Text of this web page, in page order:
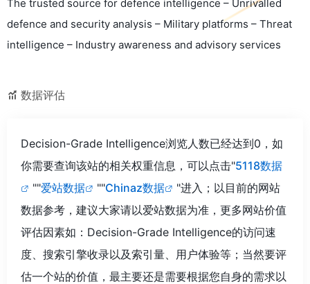
The trusted source for defence intelligence – Unrivalled
defence and security analysis – Military platforms – Threat
intelligence – Industry awareness and advisory services
数据评估
Decision-Grade Intelligence浏览人数已经达到0，如
你需要查询该站的相关权重信息，可以点击"5118数据
""爱站数据 ""Chinaz数据
"进入；以目前的网站
数据参考，建议大家请以爱站数据为准，更多网站价值
评估因素如：Decision-Grade Intelligence的访问速
度、搜索引擎收录以及索引量、用户体验等；当然要评
估一个站的价值，最主要还是需要根据您自身的需求以